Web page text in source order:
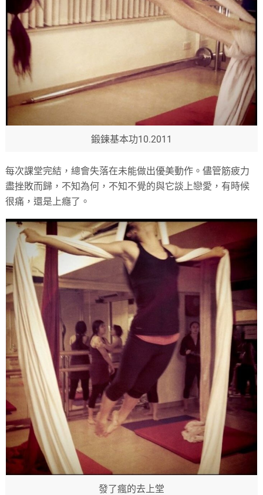
鍛鍊基本功10.2011
每次課堂完結，總會失落在未能做出優美動作。儘管筋疲力
盡挫敗而歸，不知為何，不知不覺的與它談上戀愛，有時候
很痛，還是上癮了。
發了瘋的去上堂